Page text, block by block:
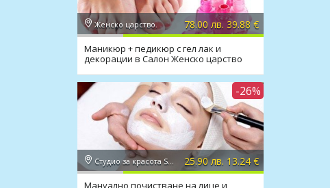
Женско царство. 78.00 лв. 39.88 €
Маникюр + педикюр с гел лак и
декорации в Салон Женско царство
-26%
Студио за красота Secret Vision 25.90 лв. 13.24 €
Мануално почистване на лице и